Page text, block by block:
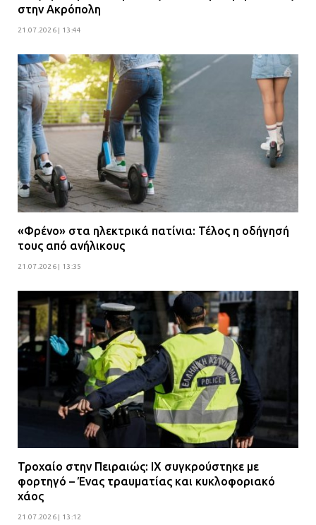
στην Ακρόπολη
21.07.2026 | 13:44
«Φρένο» στα ηλεκτρικά πατίνια: Τέλος η οδήγησή
τους από ανήλικους
21.07.2026 | 13:35
Τροχαίο στην Πειραιώς: ΙΧ συγκρούστηκε με
φορτηγό – Ένας τραυματίας και κυκλοφοριακό
χάος
21.07.2026 | 13:12